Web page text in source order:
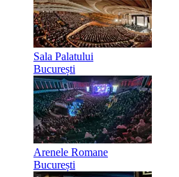
Sala Palatului
București
Arenele Romane
București